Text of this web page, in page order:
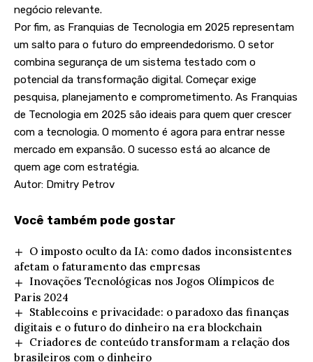
negócio relevante.
Por fim, as Franquias de Tecnologia em 2025 representam
um salto para o futuro do empreendedorismo. O setor
combina segurança de um sistema testado com o
potencial da transformação digital. Começar exige
pesquisa, planejamento e comprometimento. As Franquias
de Tecnologia em 2025 são ideais para quem quer crescer
com a tecnologia. O momento é agora para entrar nesse
mercado em expansão. O sucesso está ao alcance de
quem age com estratégia.
Autor: Dmitry Petrov
Você também pode gostar
O imposto oculto da IA: como dados inconsistentes
afetam o faturamento das empresas
Inovações Tecnológicas nos Jogos Olímpicos de
Paris 2024
Stablecoins e privacidade: o paradoxo das finanças
digitais e o futuro do dinheiro na era blockchain
Criadores de conteúdo transformam a relação dos
brasileiros com o dinheiro